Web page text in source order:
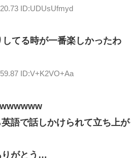
ID:UDUsUfmyd
てる時が一番楽しかったわ
ID:V+K2VO+Aa
語で話しかけられて立ち上
りがとう…